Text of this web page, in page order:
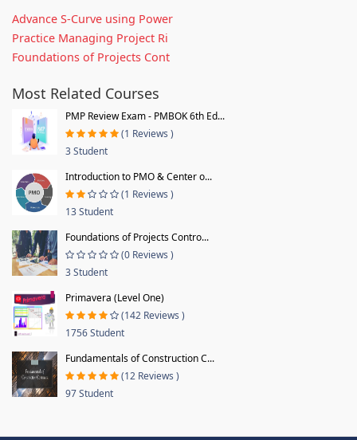
Advance S-Curve using Power
Practice Managing Project Ri
Foundations of Projects Cont
Most Related Courses
PMP Review Exam - PMBOK 6th Ed...
(1 Reviews )
3 Student
Introduction to PMO & Center o...
(1 Reviews )
13 Student
Foundations of Projects Contro...
(0 Reviews )
3 Student
Primavera (Level One)
(142 Reviews )
1756 Student
Fundamentals of Construction C...
(12 Reviews )
97 Student